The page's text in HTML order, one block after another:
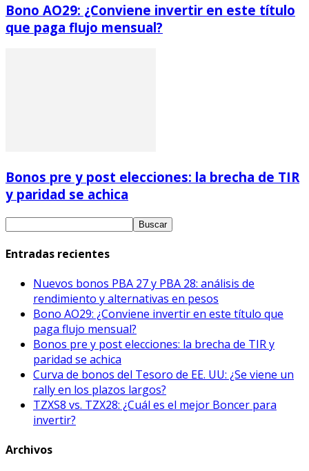
Bono AO29: ¿Conviene invertir en este título
que paga flujo mensual?
Bonos pre y post elecciones: la brecha de TIR
y paridad se achica
Entradas recientes
Nuevos bonos PBA 27 y PBA 28: análisis de
rendimiento y alternativas en pesos
Bono AO29: ¿Conviene invertir en este título que
paga flujo mensual?
Bonos pre y post elecciones: la brecha de TIR y
paridad se achica
Curva de bonos del Tesoro de EE. UU: ¿Se viene un
rally en los plazos largos?
TZXS8 vs. TZX28: ¿Cuál es el mejor Boncer para
invertir?
Archivos